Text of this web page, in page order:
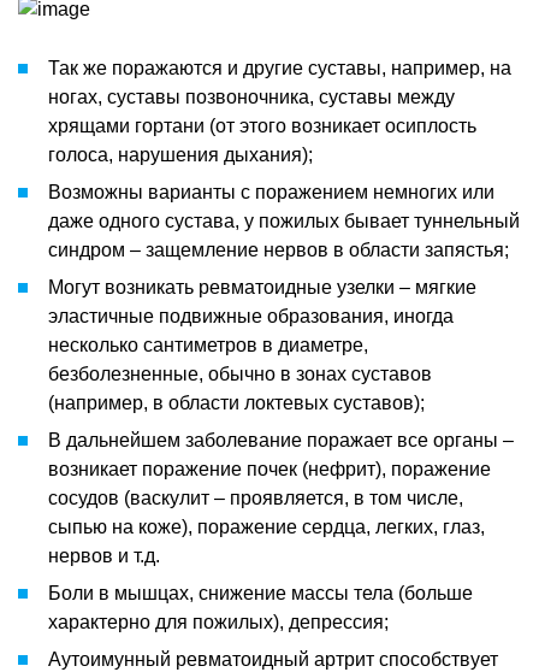
Так же поражаются и другие суставы, например, на
ногах, суставы позвоночника, суставы между
хрящами гортани (от этого возникает осиплость
голоса, нарушения дыхания);
Возможны варианты с поражением немногих или
даже одного сустава, у пожилых бывает туннельный
синдром – защемление нервов в области запястья;
Могут возникать ревматоидные узелки – мягкие
эластичные подвижные образования, иногда
несколько сантиметров в диаметре,
безболезненные, обычно в зонах суставов
(например, в области локтевых суставов);
В дальнейшем заболевание поражает все органы –
возникает поражение почек (нефрит), поражение
сосудов (васкулит – проявляется, в том числе,
сыпью на коже), поражение сердца, легких, глаз,
нервов и т.д.
Боли в мышцах, снижение массы тела (больше
характерно для пожилых), депрессия;
Аутоимунный ревматоидный артрит способствует